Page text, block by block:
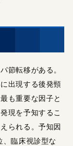
節転移がある。
出現する後発頸
も重要な因子と
現を予知するこ
られる。予知因
、臨床視診型な